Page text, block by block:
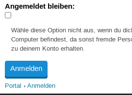
Angemeldet bleiben:
Wähle diese Option nicht aus, wenn du
Computer befindest, da sonst fremde
zu deinem Konto erhalten.
Portal Anmelden